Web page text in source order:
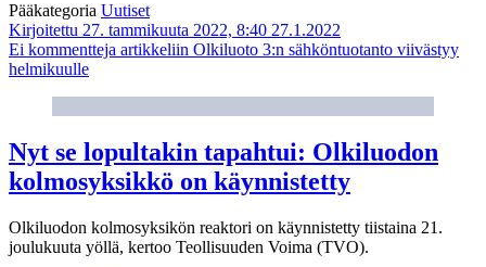
Pääkategoria Uutiset
Kirjoitettu 27. tammikuuta 2022, 8:40 27.1.2022
Ei kommentteja artikkeliin Olkiluoto 3:n sähköntuotanto viivästyy
helmikuulle
Nyt se lopultakin tapahtui: Olkiluodon
kolmosyksikkö on käynnistetty
Olkiluodon kolmosyksikön reaktori on käynnistetty tiistaina 21.
joulukuuta yöllä, kertoo Teollisuuden Voima (TVO).